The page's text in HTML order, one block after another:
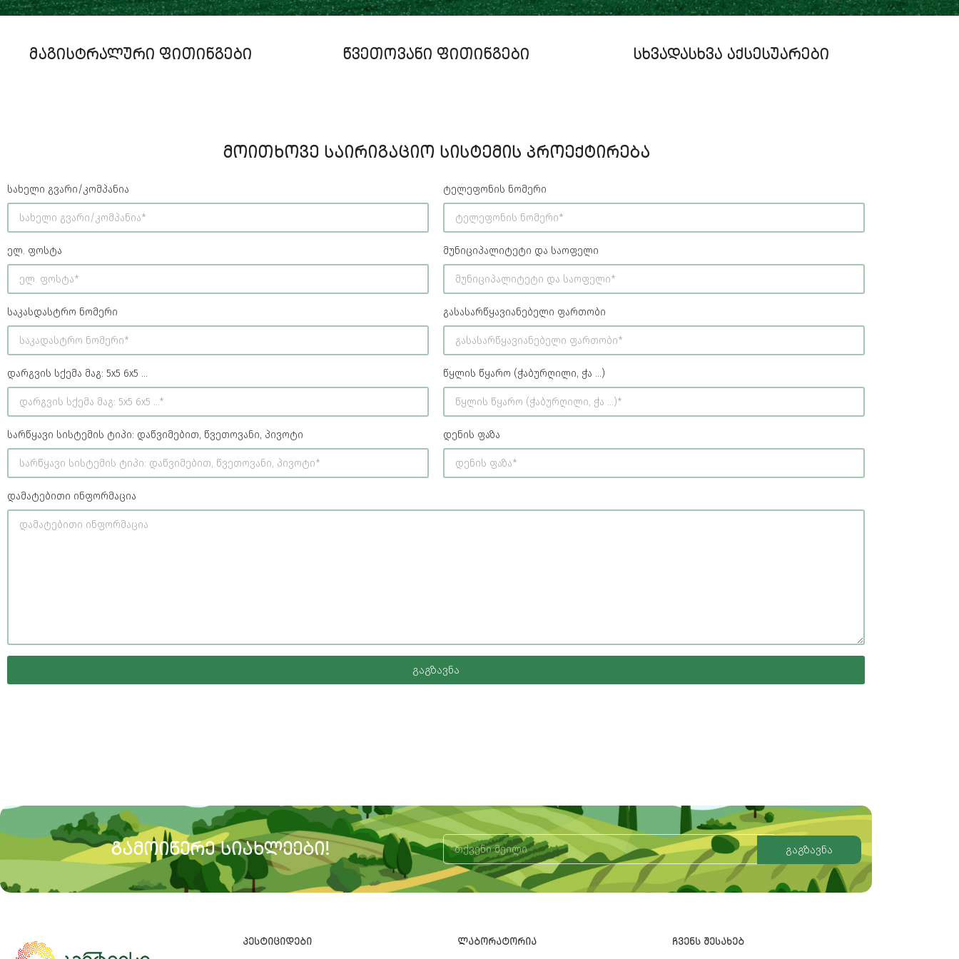
ᲛᲐᲒᲘᲡᲢᲠᲐᲚᲣᲠᲘ ᲤᲘᲗᲘᲜᲒᲔᲑᲘ ᲬᲕᲔᲗᲝᲕᲐᲜᲘ ᲤᲘᲗᲘᲜᲒᲔᲑᲘ ᲡᲮᲕᲐᲓᲐᲡᲮᲕᲐ ᲐᲥᲡᲔᲡᲣᲐᲠᲔᲑᲘ
ᲛᲝᲘᲗᲮᲝᲕᲔ ᲡᲐᲘᲠᲘᲒᲐᲪᲘᲝ ᲡᲘᲡᲢᲔᲛᲘᲡ ᲞᲠᲝᲔᲥᲢᲘᲠᲔᲑᲐ
სახელი გვარი/კომპანია ტელეფონის ნომერი
ელ. ფოსტა მუნიციპალიტეტი და საოფელი
საკასდასტრო ნომერი გასასარწყავიანებელი ფართობი
დარგვის სქემა მაგ: 5x5 6x5 ... წყლის წყარო (ჭაბურღილი, ჭა ...)
სარწყავი სისტემის ტიპი: დაწვიმებით, წვეთოვანი, პივოტი დენის ფაზა
დამატებითი ინფორმაცია
გაგზავნა
ᲒᲐᲛᲝᲘᲬᲔᲠᲔ ᲡᲘᲐᲮᲚᲔᲔᲑᲘ! გაგზავნა
Alternative:
ᲞᲔᲡᲢᲘᲪᲘᲓᲔᲑᲘ ᲚᲐᲑᲝᲠᲐᲢᲝᲠᲘᲐ ᲩᲕᲔᲜᲡ ᲨᲔᲡᲐᲮᲔᲑ